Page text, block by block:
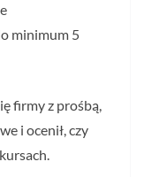
minimum 5
firmy z prośbą,
i ocenił, czy